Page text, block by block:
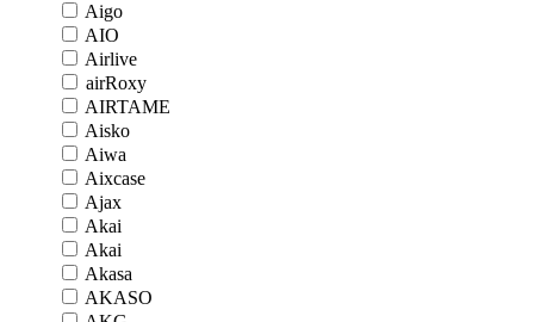
Aigo
AIO
Airlive
airRoxy
AIRTAME
Aisko
Aiwa
Aixcase
Ajax
Akai
Akai
Akasa
AKASO